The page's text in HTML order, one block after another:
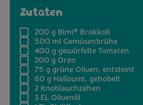
Zutaten
200 g Bimi® Brokkoli
500 ml Gemüsenbrühe
400 g gewürfelte Tomaten
200 g Orzo
75 g grüne Oliven, entsteint
60 g Halloumi, gehobelt
2 Knoblauchzehen
3 EL Olivenöl